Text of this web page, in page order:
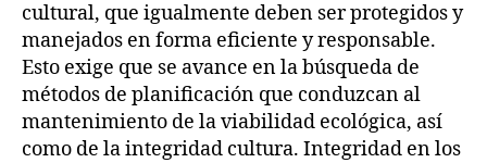
cultural, que igualmente deben ser protegidos y
manejados en forma eficiente y responsable.
Esto exige que se avance en la búsqueda de
métodos de planificación que conduzcan al
mantenimiento de la viabilidad ecológica, así
como de la integridad cultura. Integridad en los